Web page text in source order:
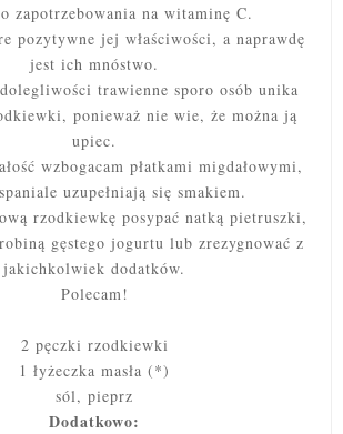
zapotrzebowania na witaminę C.
pozytywne jej właściwości, a naprawdę
jest ich mnóstwo.
trawienne sporo osób unika
ponieważ nie wie, że można ją
upiec.
wzbogacam płatkami migdałowymi,
uzupełniają się smakiem.
rzodkiewkę posypać natką pietruszki,
gęstego jogurtu lub zrezygnować z
jakichkolwiek dodatków.
Polecam!
2 pęczki rzodkiewki
1 łyżeczka masła (*)
sól, pieprz
Dodatkowo: